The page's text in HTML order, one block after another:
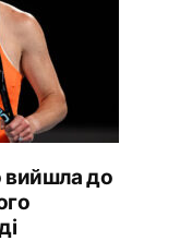
вийшла до